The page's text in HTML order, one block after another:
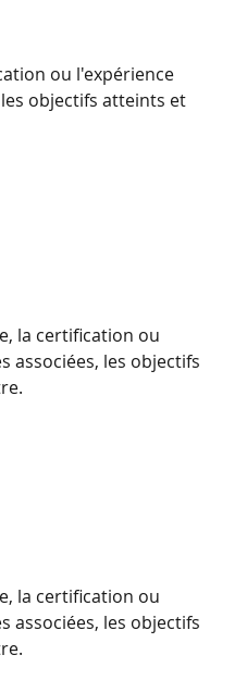
ou l'expérience
objectifs atteints et
la certification ou
associées, les objectifs
la certification ou
associées, les objectifs